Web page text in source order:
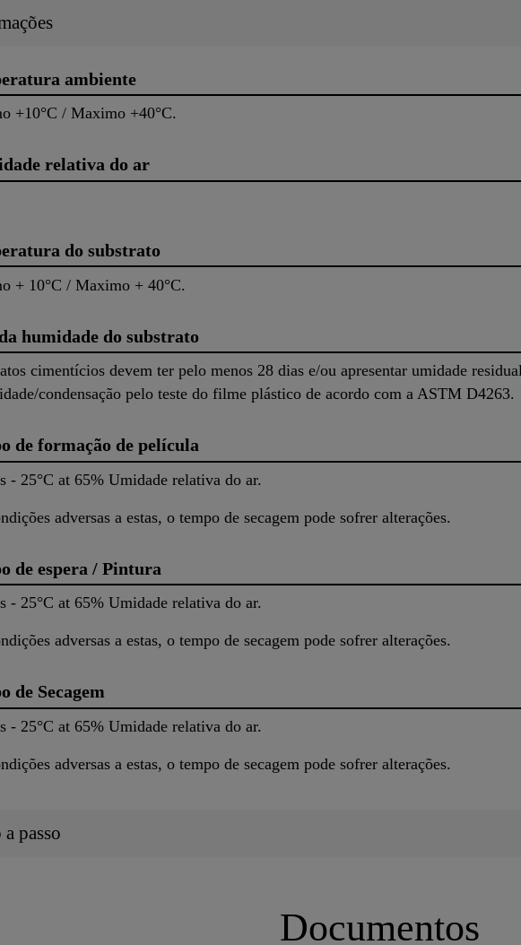
ambiente
+10°C / Maximo +40°C.
relativa do ar
do substrato
+ 10°C / Maximo + 40°C.
humidade do substrato
cimentícios devem ter pelo menos 28 dias e/ou apresentar umidade
condensação pelo teste do filme plástico de acordo com a ASTM D4263.
de formação de película
- 25°C at 65% Umidade relativa do ar.
adversas a estas, o tempo de secagem pode sofrer alterações.
de espera / Pintura
- 25°C at 65% Umidade relativa do ar.
adversas a estas, o tempo de secagem pode sofrer alterações.
de Secagem
- 25°C at 65% Umidade relativa do ar.
adversas a estas, o tempo de secagem pode sofrer alterações.
a passo
Documentos